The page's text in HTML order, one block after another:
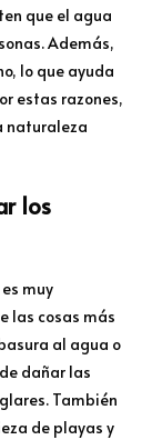
que el agua
Además,
lo que ayuda
estas razones,
naturaleza
los
muy
las cosas más
al agua o
dañar las
También
de playas y